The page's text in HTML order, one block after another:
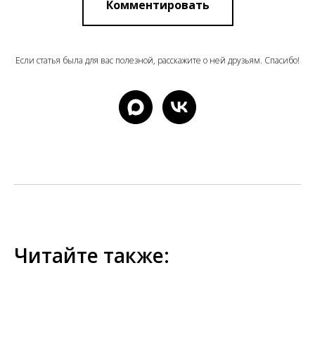
Комментировать
Если статья была для вас полезной, расскажите о ней друзьям. Спасибо!
Читайте также: